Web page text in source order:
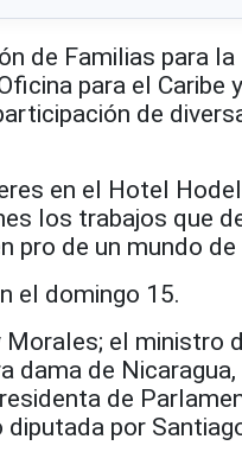
de Familias para
para el Caribe
de
en el Hotel
los trabajos que
pro de un mundo de
el domingo 15.
Morales; el ministro
dama de
de
diputada por